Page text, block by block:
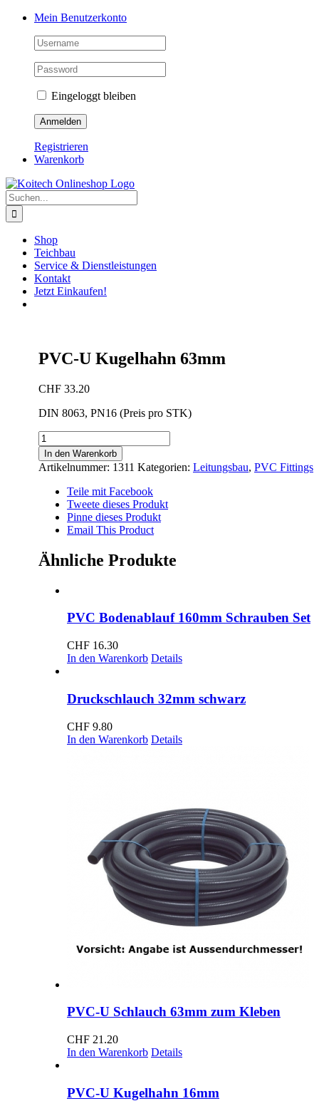
Skip
Mein Benutzerkonto
Eingeloggt bleiben
Registrieren
Warenkorb
Suche
nach:
Shop
Teichbau
Service & Dienstleistungen
Kontakt
Jetzt Einkaufen!
PVC-U Kugelhahn 63mm
CHF 33.20
DIN 8063, PN16 (Preis pro STK)
PVC-
U
Kugelhahn
63mm
Menge
In den Warenkorb
Artikelnummer: 1311 Kategorien: Leitungsbau, PVC Fittings
Teile mit Facebook
Tweete dieses Produkt
Pinne dieses Produkt
Email This Product
Ähnliche Produkte
PVC Bodenablauf 160mm Schrauben Set
CHF 16.30
In den Warenkorb Details
Druckschlauch 32mm schwarz
CHF 9.80
In den Warenkorb Details
PVC-U Schlauch 63mm zum Kleben
CHF 21.20
In den Warenkorb Details
PVC-U Kugelhahn 16mm